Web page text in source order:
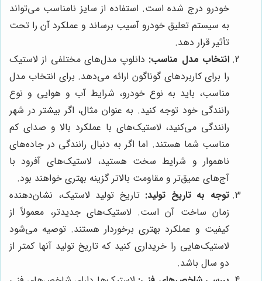
خودرو درج شده است. استفاده از سایز نامناسب می‌تواند
به سیستم تعلیق خودرو آسیب برساند و عملکرد آن را تحت
تأثیر قرار دهد.
انتخاب مدل مناسب: دانلوپ مدل‌های مختلفی از لاستیک
را برای کاربردهای گوناگون ارائه می‌دهد. برای انتخاب مدل
مناسب، باید به نوع خودرو، شرایط آب و هوایی و نوع
رانندگی خود توجه کنید. به عنوان مثال، اگر بیشتر در شهر
رانندگی می‌کنید، لاستیک‌های با عملکرد بالا و صدای کم
مناسب شما هستند. اما اگر به دنبال رانندگی در جاده‌های
ناهموار و شرایط سخت هستید، لاستیک‌های آفرود با
آج‌های عمیق‌تر و مقاومت بالاتر گزینه بهتری خواهند بود.
توجه به تاریخ تولید: تاریخ تولید لاستیک، نشان‌دهنده
زمان ساخت آن است. لاستیک‌های جدیدتر، معمولاً از
کیفیت و عملکرد بهتری برخوردار هستند. توصیه می‌شود
لاستیک‌هایی را خریداری کنید که تاریخ تولید آنها کمتر از
دو سال باشد.